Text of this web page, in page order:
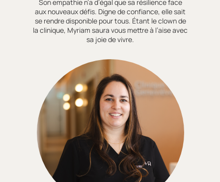
Son empathie n’a d’égal que sa résilience face
aux nouveaux défis. Digne de confiance, elle sait
se rendre disponible pour tous. Étant le clown de
la clinique, Myriam saura vous mettre à l’aise avec
sa joie de vivre.